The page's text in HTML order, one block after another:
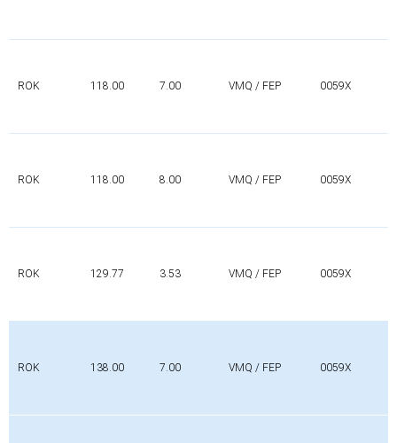
ROK 118.00 7.00 VMQ / FEP 0059X
ROK 118.00 8.00 VMQ / FEP 0059X
ROK 129.77 3.53 VMQ / FEP 0059X
ROK 138.00 7.00 VMQ / FEP 0059X